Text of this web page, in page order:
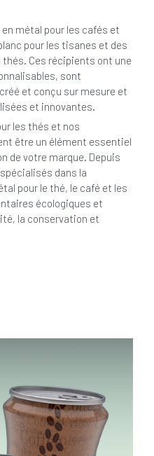
métal pour les cafés et
pour les tisanes et des
Ces récipients ont une
sont
et conçu sur mesure et
et innovantes.
les thés et nos
être un élément essentiel
de votre marque. Depuis
dans la
pour le thé, le café et les
écologiques et
la conservation et